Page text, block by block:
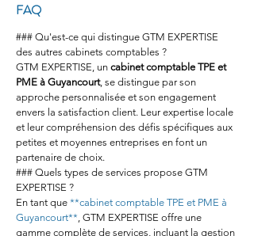
FAQ
### Qu'est-ce qui distingue GTM EXPERTISE
des autres cabinets comptables ?
GTM EXPERTISE, un cabinet comptable TPE et
PME à Guyancourt, se distingue par son
approche personnalisée et son engagement
envers la satisfaction client. Leur expertise locale
et leur compréhension des défis spécifiques aux
petites et moyennes entreprises en font un
partenaire de choix.
### Quels types de services propose GTM
EXPERTISE ?
En tant que **cabinet comptable TPE et PME à
Guyancourt**, GTM EXPERTISE offre une
gamme complète de services, incluant la gestion